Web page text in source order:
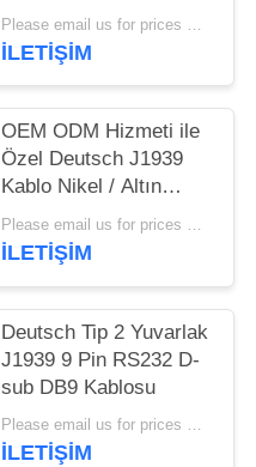
Dişi Kablo
Please email us for prices MOQ:100'lü
İLETİŞİM
OEM ODM Hizmeti ile
Özel Deutsch J1939
Kablo Nikel / Altın
Kaplama
Please email us for prices MOQ:100'lü
İLETİŞİM
Deutsch Tip 2 Yuvarlak
J1939 9 Pin RS232 D-
sub DB9 Kablosu
Please email us for prices MOQ:100 PCS
İLETİŞİM